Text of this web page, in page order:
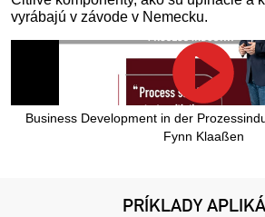
vyrábajú v závode v Nemecku.
Business Development in der
Fynn Klaaßen
PRÍKLADY